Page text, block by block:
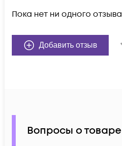
Пока нет ни одного отзыва
Добавить отзыв
Вопросы о товаре